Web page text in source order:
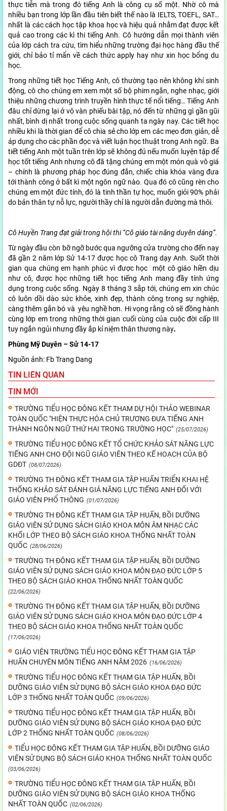
thực tiễn mà trong đó tiếng Anh là công cụ số một. Nhờ cô mà
nhiều bạn trong lớp lần đầu tiên biết thế nào là IELTS, TOEFL, SAT…
nhất là các cách học tập khoa học và hiệu quả nhằm đạt được kết
quả cao trong các kì thi tiếng Anh. Cô hướng dẫn mọi thành viên
của lớp cách tra cứu, tìm hiểu những trường đại học hàng đầu thế
giới, chỉ bảo tỉ mẩn về cách thức apply hay như xin học bổng du
học.
Trong những tiết học Tiếng Anh, cô thường tạo nên không khí sinh
động, cô cho chúng em xem một số bộ phim ngắn, nghe nhạc, giới
thiệu những chương trình truyền hình thực tế nổi tiếng… Tiếng Anh
đâu chỉ dừng lại ở vô vàn phiếu bài tập, nó đến từ những gì gần gũi
nhất, bình dị nhất trong cuộc sống quanh ta ngày nay. Các tiết học
nhiều khi là thời gian để cô chia sẻ cho lớp em các mẹo đơn giản, dễ
áp dụng cho các phần đọc và viết luận học thuật trong Anh ngữ. Ba
tiết tiếng Anh một tuần trên lớp sẽ không đủ nếu muốn luyện tập để
học tốt tiếng Anh nhưng cô đã tặng chúng em một món quà vô giá
– chính là phương pháp học đúng đắn, chiếc chìa khóa vàng đưa
tới thành công ở bất kì một ngôn ngữ nào. Qua đó cô cũng rèn cho
chúng em một đức tính, đó là tinh thần tự học, muốn giỏi 90% phải
do bản thân tự nỗ lực, người thầy chỉ là người dẫn đường mà thôi.
Cô Huyền Trang đạt giải trong hội thi “Cô giáo tài năng duyên dáng”.
Từ ngày đầu còn bỡ ngỡ bước qua ngưỡng cửa trường cho đến nay
đã gần 2 năm lớp Sử 14-17 được học cô Trang dạy Anh. Suốt thời
gian qua chúng em hạnh phúc vì được học một cô giáo hiền dịu
như cô, được học những tiết học tiếng Anh mang đầy tính ứng
dụng trong cuộc sống. Ngày 8 tháng 3 sắp tới, chúng em xin chúc
cô luôn dồi dào sức khỏe, xinh đẹp, thành công trong sự nghiệp,
càng thêm gắn bó và yêu nghề hơn. Hi vọng rằng cô sẽ đồng hành
cùng lớp em trong những thời gian cuối cùng của cuộc đời cấp III
tuy ngắn ngủi nhưng đầy ắp kỉ niệm thân thương này.
Phùng Mỹ Duyên – Sử 14-17
Nguồn ảnh: Fb Trang Dang
TIN LIÊN QUAN
TIN MỚI
TRƯỜNG TIỂU HỌC ĐÔNG KẾT THAM DỰ HỘI THẢO WEBINAR
TOÀN QUỐC "HIỆN THỰC HÓA CHỦ TRƯƠNG ĐƯA TIẾNG ANH
THÀNH NGÔN NGỮ THỨ HAI TRONG TRƯỜNG HỌC" (25/07/2026)
TRƯỜNG TIỂU HỌC ĐÔNG KẾT TỔ CHỨC KHẢO SÁT NĂNG LỰC
TIẾNG ANH CHO ĐỘI NGŨ GIÁO VIÊN THEO KẾ HOẠCH CỦA BỘ
GDĐT (08/07/2026)
TRƯỜNG TH ĐÔNG KẾT THAM GIA TẬP HUẤN TRIỂN KHAI HỆ
THỐNG KHẢO SÁT ĐÁNH GIÁ NĂNG LỰC TIẾNG ANH ĐỐI VỚI
GIÁO VIÊN PHỔ THÔNG (01/07/2026)
TRƯỜNG TH ĐÔNG KẾT THAM GIA TẬP HUẤN, BỒI DƯỠNG
GIÁO VIÊN SỬ DỤNG SÁCH GIÁO KHOA MÔN ÂM NHẠC CÁC
KHỐI LỚP THEO BỘ SÁCH GIÁO KHOA THỐNG NHẤT TOÀN
QUỐC (28/06/2026)
TRƯỜNG TH ĐÔNG KẾT THAM GIA TẬP HUẤN, BỒI DƯỠNG
GIÁO VIÊN SỬ DỤNG SÁCH GIÁO KHOA MÔN ĐẠO ĐỨC LỚP 5
THEO BỘ SÁCH GIÁO KHOA THỐNG NHẤT TOÀN QUỐC
(22/06/2026)
TRƯỜNG TH ĐÔNG KẾT THAM GIA TẬP HUẤN, BỒI DƯỠNG
GIÁO VIÊN SỬ DỤNG SÁCH GIÁO KHOA MÔN ĐẠO ĐỨC LỚP 4
THEO BỘ SÁCH GIÁO KHOA THỐNG NHẤT TOÀN QUỐC
(17/06/2026)
GIÁO VIÊN TRƯỜNG TIỂU HỌC ĐÔNG KẾT THAM GIA TẬP
HUẤN CHUYÊN MÔN TIẾNG ANH NĂM 2026 (16/06/2026)
TRƯỜNG TIỂU HỌC ĐÔNG KẾT THAM GIA TẬP HUẤN, BỒI
DƯỠNG GIÁO VIÊN SỬ DỤNG BỘ SÁCH GIÁO KHOA ĐẠO ĐỨC
LỚP 3 THỐNG NHẤT TOÀN QUỐC (09/06/2026)
TRƯỜNG TIỂU HỌC ĐÔNG KẾT THAM GIA TẬP HUẤN, BỒI
DƯỠNG GIÁO VIÊN SỬ DỤNG BỘ SÁCH GIÁO KHOA ĐẠO ĐỨC
LỚP 2 THỐNG NHẤT TOÀN QUỐC (08/06/2026)
TIỂU HỌC ĐÔNG KẾT THAM GIA TẬP HUẤN, BỒI DƯỠNG GIÁO
VIÊN SỬ DỤNG BỘ SÁCH GIÁO KHOA THỐNG NHẤT TOÀN QUỐC
(03/06/2026)
TRƯỜNG TIỂU HỌC ĐÔNG KẾT THAM GIA TẬP HUẤN, BỒI
DƯỠNG GIÁO VIÊN SỬ DỤNG BỘ SÁCH GIÁO KHOA THỐNG
NHẤT TOÀN QUỐC (02/06/2026)